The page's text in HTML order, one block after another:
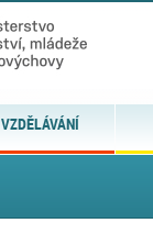
VZDĚLÁVÁNÍ